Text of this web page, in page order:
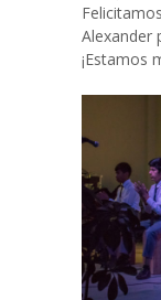
Alexander
¡Estamos